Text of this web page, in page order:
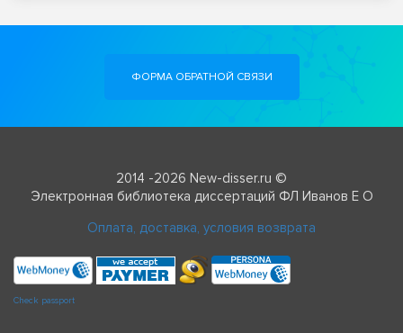
ФОРМА ОБРАТНОЙ СВЯЗИ
2014 -2026 New-disser.ru ©
Электронная библиотека диссертаций ФЛ Иванов Е О
Оплата, доставка, условия возврата
Check passport